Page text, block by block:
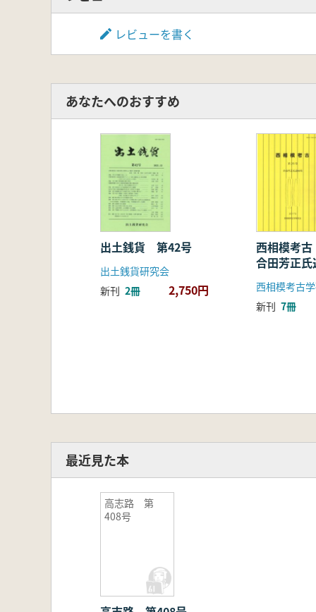
レビューを書く
あなたへのおすすめ
出土銭貨 第42号
出土銭貨研究会
新刊 2冊 2,750円
西相模考
合田芳正氏
西相模考古
新刊 7冊
最近見た本
高志路 第
408号